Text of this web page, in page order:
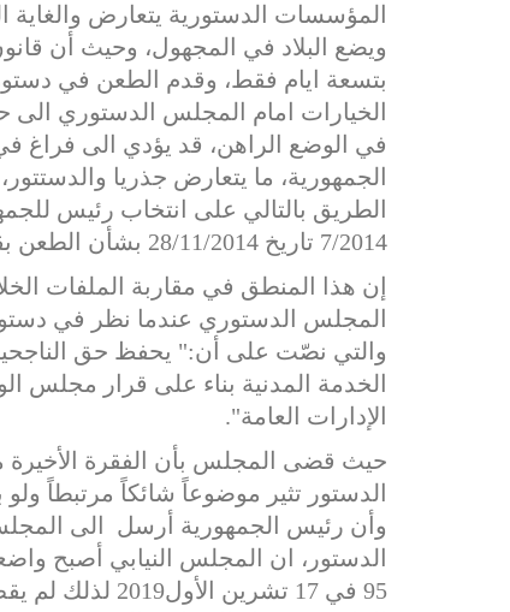
المؤسسات الدستورية يتعارض والغاية
ويضع البلاد في المجهول، وحيث أن
بتسعة ايام فقط، وقدم الطعن في
الخيارات امام المجلس الدستوري الى
في الوضع الراهن، قد يؤدي الى فراغ
الجمهورية، ما يتعارض جذريا
الطريق بالتالي على انتخاب رئيس
7/2014 تاريخ 28/11/2014 بشأن الطعن بقانون تمديد ولاية مجلس النواب).
إن هذا المنطق في مقاربة الملفات
والتي نصّت على أن:" يحفظ حق
الخدمة المدنية بناء على قرار مجلس
الإدارات العامة".
الدستور، ان المجلس النيابي أصبح
95 في 17 تشرين